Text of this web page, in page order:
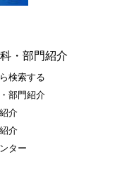
・部門紹介
検索する
部門紹介
介
介
ター